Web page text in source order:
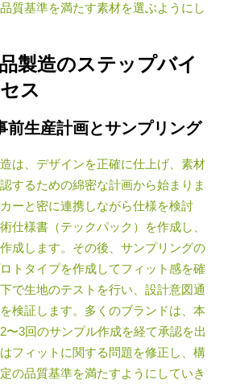
質基準を満たす素材を選ぶようにし
製造のステップバイ
ス
前生産計画とサンプリング
は、デザインを正確に仕上げ、素材
するための綿密な計画から始まりま
ーと密に連携しながら仕様を検討
仕様書（テックパック）を作成し、
成します。その後、サンプリングの
トタイプを作成してフィット感を確
で生地のテストを行い、設計意図通
検証します。多くのブランドは、本
〜3回のサンプル作成を経て承認を出
フィットに関する問題を修正し、構
の品質基準を満たすようにしていき